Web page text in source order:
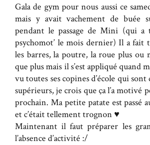
Gala de gym pour nous aussi ce
mais y avait vachement de buée
pendant le passage de Mini (qui
psychomot’ le mois dernier) Il a fait
les barres, la poutre, la roue plus ou
que plus mais il s’est appliqué quand
vu toutes ses copines d’école qui sont
supérieurs, je crois que ça l’a motivé
prochain. Ma petite patate est passé
et c’était tellement trognon ♥
Maintenant il faut préparer les
l’absence d’activité :/